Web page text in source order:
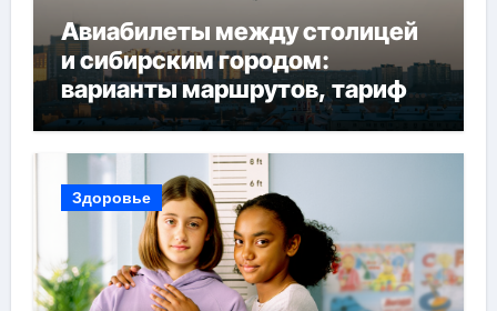
Авиабилеты между столицей
и сибирским городом:
варианты маршрутов, тарифы
и советы по планированию
поездки
Здоровье